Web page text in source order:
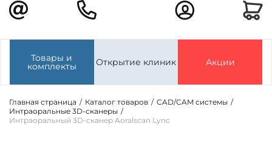
Товары и
комплекты Открытие клиник Акции
Главная страница / Каталог товаров / CAD/CAM системы /
Интраоральные 3D-сканеры /
Интраоральный 3D-сканер Aoralscan Lync